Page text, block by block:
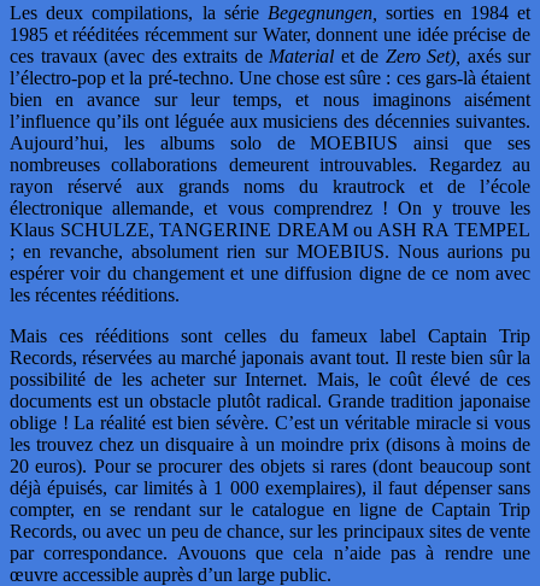
Les deux compilations, la série Begegnungen,
sorties en 1984 et
1985 et rééditées récemment sur Water, donnent une idée précise de
ces travaux (avec des extraits de Material et de Zero Set), axés sur
l’électro-pop et la pré-techno. Une chose est sûre : ces gars-là étaient
bien en avance sur leur temps, et nous imaginons aisément
l’influence qu’ils ont léguée aux musiciens des décennies suivantes.
Aujourd’hui, les albums solo de MOEBIUS ainsi que ses
nombreuses collaborations demeurent introuvables. Regardez au
rayon réservé aux grands noms du krautrock et de l’école
électronique allemande, et vous comprendrez ! On y trouve les
Klaus SCHULZE, TANGERINE DREAM ou ASH RA TEMPEL
; en revanche, absolument rien sur MOEBIUS. Nous aurions pu
espérer voir du changement et une diffusion digne de ce nom avec
les récentes rééditions.
Mais ces rééditions sont celles du fameux label Captain Trip
Records, réservées au marché japonais avant tout. Il reste bien sûr la
possibilité de les acheter sur Internet. Mais, le coût élevé de ces
documents est un obstacle plutôt radical. Grande tradition japonaise
oblige ! La réalité est bien sévère. C’est un véritable miracle si vous
les trouvez chez un disquaire à un moindre prix (disons à moins de
20 euros). Pour se procurer des objets si rares (dont beaucoup sont
déjà épuisés, car limités à 1 000 exemplaires), il faut dépenser sans
compter, en se rendant sur le catalogue en ligne de Captain Trip
Records, ou avec un peu de chance, sur les principaux sites de vente
par correspondance. Avouons que cela n’aide pas à rendre une
œuvre accessible auprès d’un large public.